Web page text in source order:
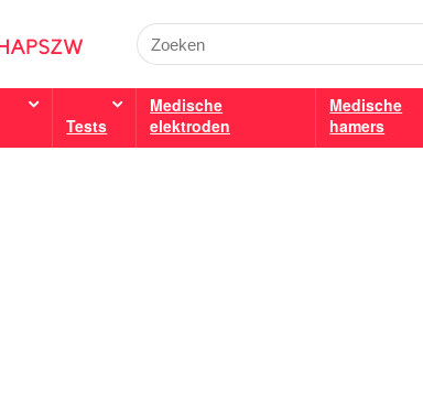
Tests
Medische
elektroden
Medische
hamers